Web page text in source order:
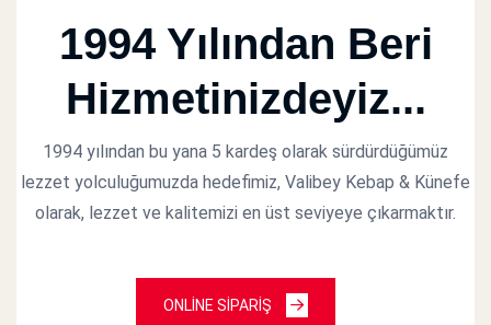
1994 Yılından Beri
Hizmetinizdeyiz...
1994 yılından bu yana 5 kardeş olarak sürdürdüğümüz
lezzet yolculuğumuzda hedefimiz, Valibey Kebap & Künefe
olarak, lezzet ve kalitemizi en üst seviyeye çıkarmaktır.
ONLİNE SİPARİŞ